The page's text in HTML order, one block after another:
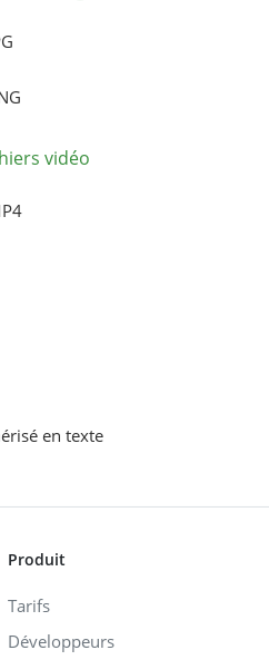
vidéo
en texte
Produit
Tarifs
Développeurs